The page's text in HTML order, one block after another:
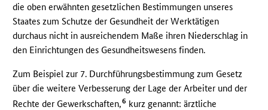
die oben erwähnten gesetzlichen Bestimmungen unseres
Staates zum Schutze der Gesundheit der Werktätigen
durchaus nicht in ausreichendem Maße ihren Niederschlag in
den Einrichtungen des Gesundheitswesens finden.
Zum Beispiel zur 7. Durchführungsbestimmung zum Gesetz
über die weitere Verbesserung der Lage der Arbeiter und der
Rechte der Gewerkschaften,6 kurz genannt: ärztliche